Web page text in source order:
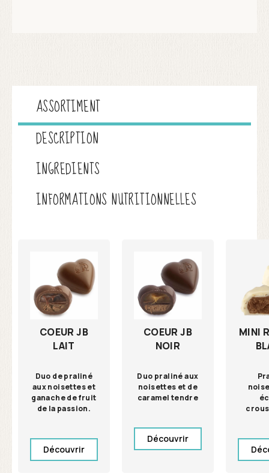
ASSORTIMENT
DESCRIPTION
INGREDIENTS
INFORMATIONS NUTRITIONNELLES
COEUR JB
LAIT
Duo de praliné
aux noisettes et
ganache de fruit
de la passion.
Découvrir
COEUR JB
NOIR
Duo praliné aux
noisettes et de
caramel tendre
Découvrir
MINI